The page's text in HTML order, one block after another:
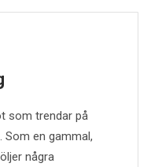
som trendar på
en gammal,
några